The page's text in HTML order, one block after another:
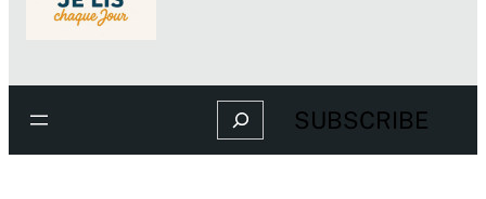
Search SUBSCRIBE